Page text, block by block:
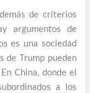
de criterios
argumentos de
es una sociedad
de Trump pueden
China, donde el
a los